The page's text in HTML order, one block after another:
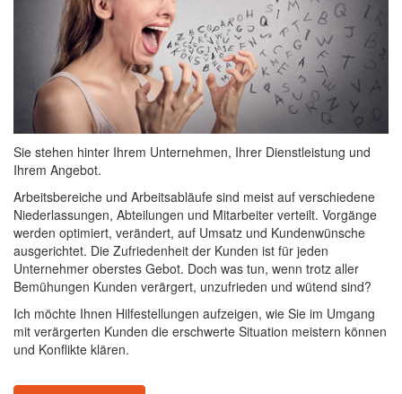
Sie stehen hinter Ihrem Unternehmen, Ihrer Dienstleistung und
Ihrem Angebot.
Arbeitsbereiche und Arbeitsabläufe sind meist auf verschiedene
Niederlassungen, Abteilungen und Mitarbeiter verteilt. Vorgänge
werden optimiert, verändert, auf Umsatz und Kundenwünsche
ausgerichtet. Die Zufriedenheit der Kunden ist für jeden
Unternehmer oberstes Gebot. Doch was tun, wenn trotz aller
Bemühungen Kunden verärgert, unzufrieden und wütend sind?
Ich möchte Ihnen Hilfestellungen aufzeigen, wie Sie im Umgang
mit verärgerten Kunden die erschwerte Situation meistern können
und Konflikte klären.